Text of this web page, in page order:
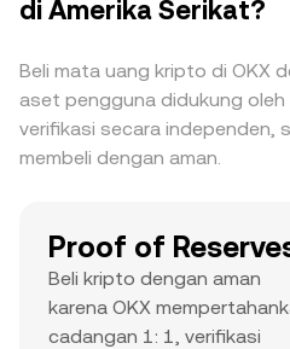
yang substansial, dan ATH
menunjukkan bahwa ini
dengan minat trader dan
di Amerika Serikat?
Beli mata uang kripto di OKX
aset pengguna didukung
verifikasi secara independen,
membeli dengan aman.
Proof of
Beli kripto dengan aman
karena OKX
cadangan 1: 1, verifikasi